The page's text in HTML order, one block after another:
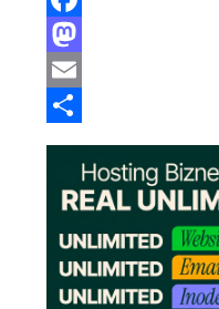
Facebook
Mastodon
Email
Share